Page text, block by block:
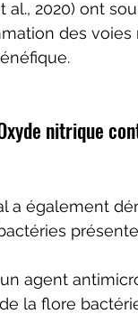
al., 2020) ont
des
nitrique
a également
agent
la flore